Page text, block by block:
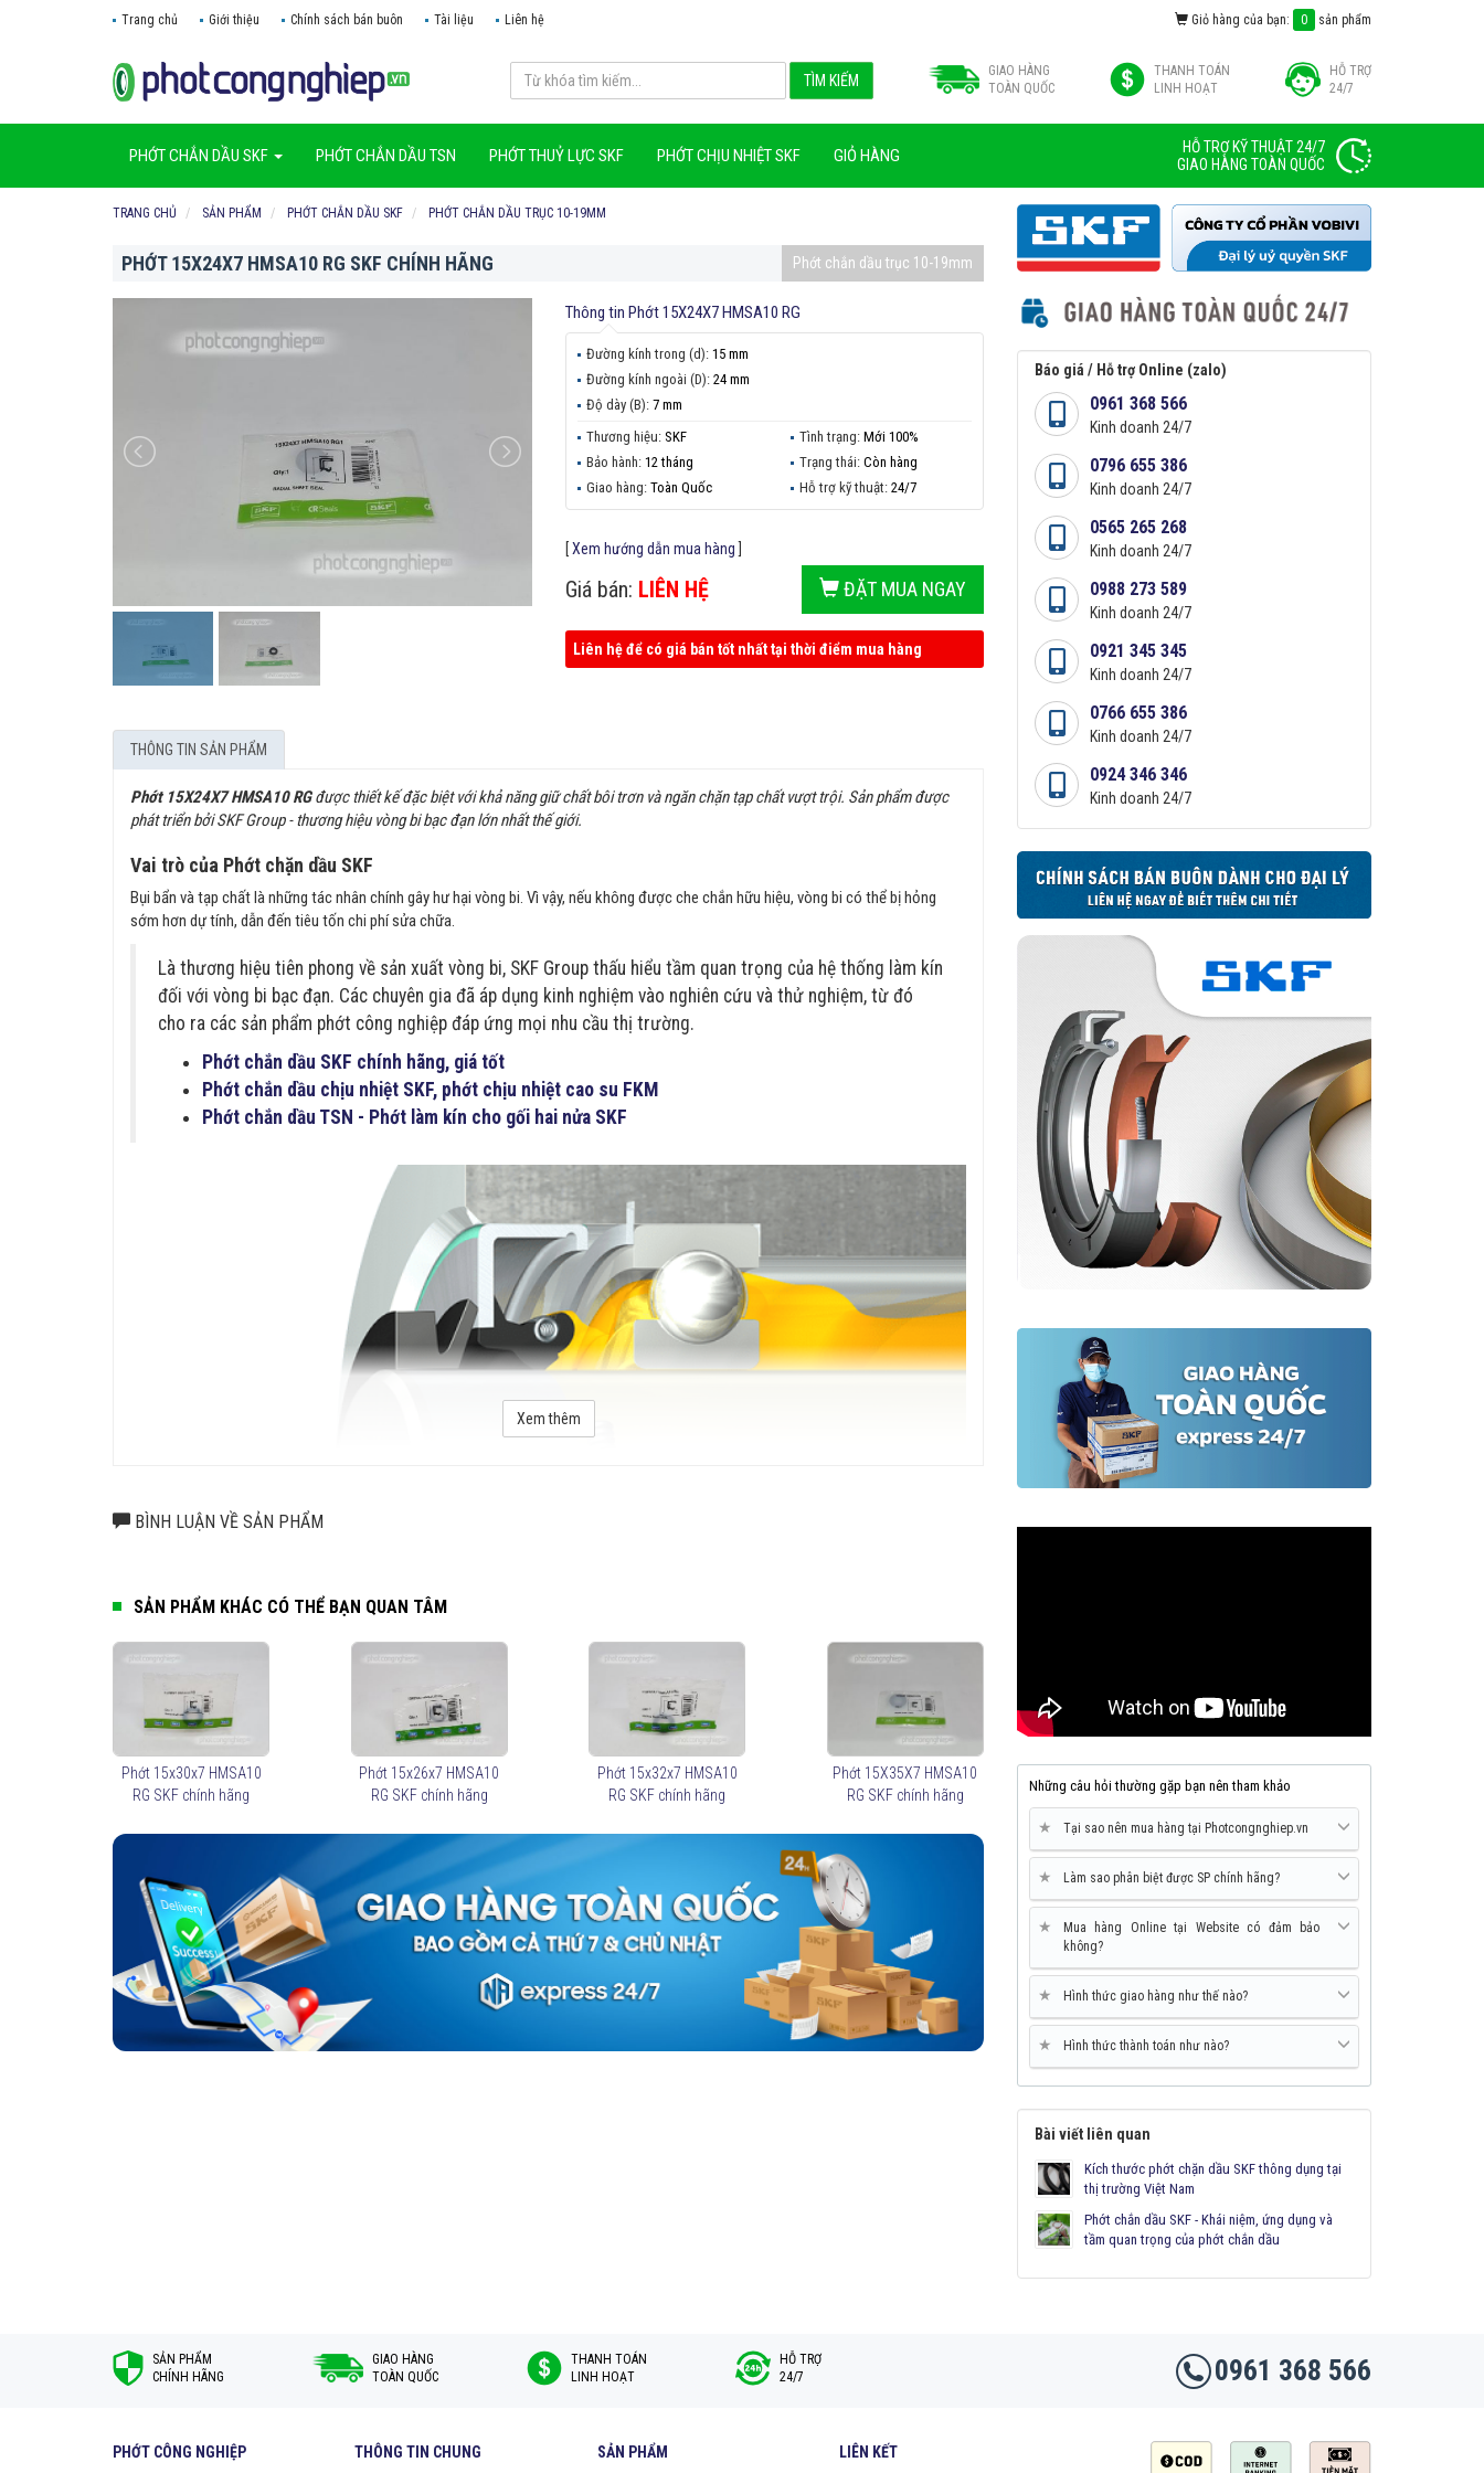
Trang chủ Giới thiệu Chính sách bán buôn Tài liệu Liên hệ Giỏ hàng của bạn: 0 sản phẩm
GIAO HÀNG
TOÀN QUỐC
THANH TOÁN
LINH HOẠT
HỖ TRỢ
24/7
PHỚT CHẮN DẦU SKF PHỚT CHẮN DẦU TSN PHỚT THUỶ LỰC SKF PHỚT CHỊU NHIỆT SKF GIỎ HÀNG
HỖ TRỢ KỸ THUẬT 24/7
GIAO HÀNG TOÀN QUỐC
TRANG CHỦ SẢN PHẨM PHỚT CHẮN DẦU SKF PHỚT CHẮN DẦU TRỤC 10-19MM
PHỚT 15X24X7 HMSA10 RG SKF CHÍNH HÃNG Phớt chắn dầu trục 10-19mm
Thông tin Phớt 15X24X7 HMSA10 RG
Đường kính trong (d): 15 mm
Đường kính ngoài (D): 24 mm
Độ dày (B): 7 mm
Thương hiệu: SKF Tình trạng:Mới 100%
Bảo hành: 12 tháng Trạng thái:Còn hàng
Giao hàng: Toàn Quốc Hỗ trợ kỹ thuật:24/7
[Xem hướng dẫn mua hàng
Giá bán: LIÊN HỆ ĐẶT MUA NGAY
Liên hệ để có giá bán tốt nhất tại thời điểm mua hàng
THÔNG TIN SẢN PHẨM
Phớt 15X24X7 HMSA10 RGđược thiết kế đặc biệt với khả năng giữ chất bôi trơn và ngăn chặn tạp chất vượt trội. Sản phẩm được
phát triển bởi SKF Group - thương hiệu vòng bi bạc đạn lớn nhất thế giới.
Vai trò của Phớt chặn dầu SKF
Bụi bẩn và tạp chất là những tác nhân chính gây hư hại vòng bi. Vì vậy, nếu không được che chắn hữu hiệu, vòng bi có thể bị hỏng
sớm hơn dự tính, dẫn đến tiêu tốn chi phí sửa chữa.
Là thương hiệu tiên phong về sản xuất vòng bi, SKF Group thấu hiểu tầm quan trọng của hệ thống làm kín
đối với vòng bi bạc đạn. Các chuyên gia đã áp dụng kinh nghiệm vào nghiên cứu và thử nghiệm, từ đó
cho ra các sản phẩm phớt công nghiệp đáp ứng mọi nhu cầu thị trường.
Phớt chắn dầu SKF chính hãng, giá tốt
Phớt chắn dầu chịu nhiệt SKF, phớt chịu nhiệt cao su FKM
Phớt chắn dầu TSN - Phớt làm kín cho gối hai nửa SKF
Phớt đóng vai trò quan trọng với tuổi thọ vòng bi
Cũng giống như vòng bi, phớt là một bộ phận quan trọng có mặt trong hầu hết các chi tiết quay của máy móc. Các chức năng chính
của phớt chặn dầu:
Lưu giữ chất bôi trơn trong vòng bi.
Duy trì áp lực giữa 2 môi trường.
Ngăn tách 2 môi trường.
Ngăn tách bụi bẩn và hơi nước tiếp xúc với vòng bi.
Bằng cách sử dụng phớt phù hợp với môi trường hoạt động, bạn có thể bảo vệ vòng bi khỏi nhiễm bẩn và tiết kiệm một khoản lớn chi
Xem thêm
BÌNH LUẬN VỀ SẢN PHẨM
SẢN PHẨM KHÁC CÓ THỂ BẠN QUAN TÂM
Phớt 15x30x7 HMSA10
RG SKF chính hãng
Phớt 15x26x7 HMSA10
RG SKF chính hãng
Phớt 15x32x7 HMSA10
RG SKF chính hãng
Phớt 15X35X7 HMSA10
RG SKF chính hãng
Báo giá / Hỗ trợ Online (zalo)
0961 368 566
Kinh doanh 24/7
0796 655 386
Kinh doanh 24/7
0565 265 268
Kinh doanh 24/7
0988 273 589
Kinh doanh 24/7
0921 345 345
Kinh doanh 24/7
0766 655 386
Kinh doanh 24/7
0924 346 346
Kinh doanh 24/7
Những câu hỏi thường gặp bạn nên tham khảo
★ Tại sao nên mua hàng tại Photcongnghiep.vn
★ Làm sao phân biệt được SP chính hãng?
★
Mua hàng Online tại Website có đảm bảo
không?
★ Hình thức giao hàng như thế nào?
★ Hình thức thành toán như nào?
Bài viết liên quan
Kích thước phớt chặn dầu SKF thông dụng tại
thị trường Việt Nam
Phớt chắn dầu SKF - Khái niệm, ứng dụng và
tầm quan trọng của phớt chắn dầu
SẢN PHẨM
CHÍNH HÃNG
GIAO HÀNG
TOÀN QUỐC
THANH TOÁN
LINH HOẠT
HỖ TRỢ
24/7
0961 368 566
PHỚT CÔNG NGHIỆP THÔNG TIN CHUNG SẢN PHẨM LIÊN KẾT